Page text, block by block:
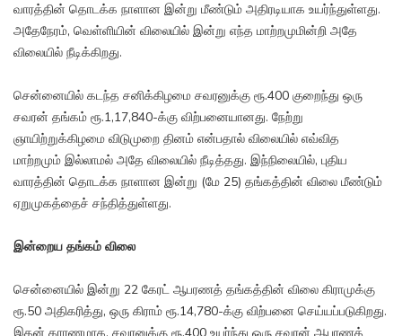
வாரத்தின் தொடக்க நாளான இன்று மீண்டும் அதிரடியாக உயர்ந்துள்ளது.
அதேநேரம், வெள்ளியின் விலையில் இன்று எந்த மாற்றமுமின்றி அதே
விலையில் நீடிக்கிறது.
சென்னையில் கடந்த சனிக்கிழமை சவரனுக்கு ரூ.400 குறைந்து ஒரு
சவரன் தங்கம் ரூ.1,17,840-க்கு விற்பனையானது. நேற்று
ஞாயிற்றுக்கிழமை விடுமுறை தினம் என்பதால் விலையில் எவ்வித
மாற்றமும் இல்லாமல் அதே விலையில் நீடித்தது. இந்நிலையில், புதிய
வாரத்தின் தொடக்க நாளான இன்று (மே 25) தங்கத்தின் விலை மீண்டும்
ஏறுமுகத்தைச் சந்தித்துள்ளது.
இன்றைய தங்கம் விலை
சென்னையில் இன்று 22 கேரட் ஆபரணத் தங்கத்தின் விலை கிராமுக்கு
ரூ.50 அதிகரித்து, ஒரு கிராம் ரூ.14,780-க்கு விற்பனை செய்யப்படுகிறது.